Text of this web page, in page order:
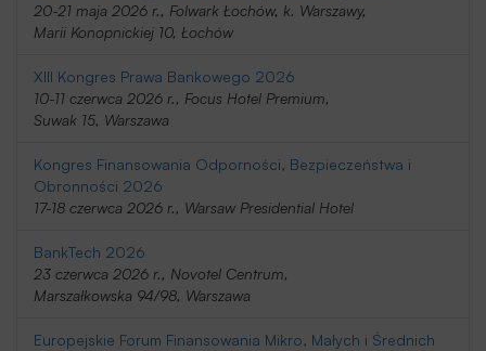
20-21 maja 2026 r., Folwark Łochów, k. Warszawy,
Marii Konopnickiej 10, Łochów
XIII Kongres Prawa Bankowego 2026
10-11 czerwca 2026 r., Focus Hotel Premium,
Suwak 15, Warszawa
Kongres Finansowania Odporności, Bezpieczeństwa i
Obronności 2026
17-18 czerwca 2026 r., Warsaw Presidential Hotel
BankTech 2026
23 czerwca 2026 r., Novotel Centrum,
Marszałkowska 94/98, Warszawa
Europejskie Forum Finansowania Mikro, Małych i Średnich